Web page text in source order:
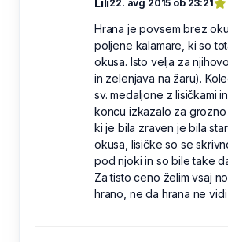
22. avg 2015 ob 23:21
Hrana je povsem brez
poljene kalamare, ki so
okusa. Isto velja za
in zelenjava na žaru).
sv. medaljone z lisičkami
koncu izkazalo za grozno
ki je bila zraven je bila
okusa, lisičke so se
pod njoki in so bile take
Za tisto ceno želim vsaj
hrano, ne da hrana ne vidi